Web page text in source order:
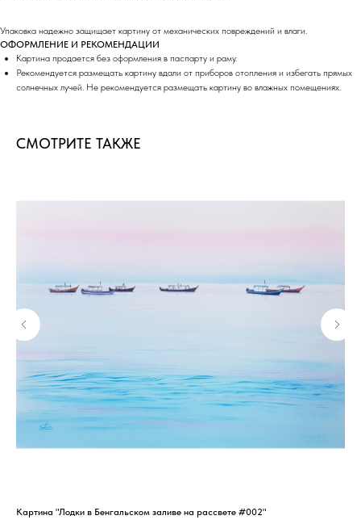
Упаковка надежно защищает картину от механических повреждений и влаги.
ОФОРМЛЕНИЕ И РЕКОМЕНДАЦИИ
Картина продается без оформления в паспарту и раму.
Рекомендуется размещать картину вдали от приборов отопления и избегать прямых
солнечных лучей. Не рекомендуется размещать картину во влажных помещениях.
СМОТРИТЕ ТАКЖЕ
Картина "Лодки в Бенгальском заливе на рассвете #002"